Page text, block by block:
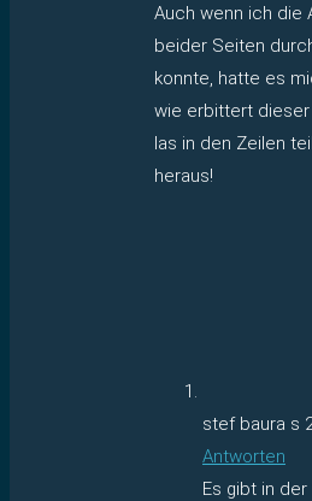
Auch wenn ich die
beider Seiten
konnte, hatte es
wie erbittert dieser
las in den Zeilen
heraus!
stef baura s
Antworten
Es gibt in der